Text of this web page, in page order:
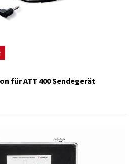
für ATT 400 Sendegerät